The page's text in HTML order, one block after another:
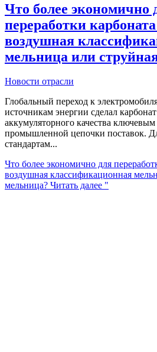
Что более экономично
переработки
воздушная
мельница или
Новости отрасли
Глобальный переход к
источникам энергии сделал
аккумуляторного качества
промышленной цепочки поставок.
стандартам...
Что более экономично для
воздушная классификационная
мельница? Читать далее "